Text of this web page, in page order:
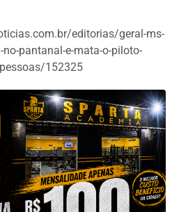
editorias/geral-ms-
pantanal-e-mata-o-piloto-
152325